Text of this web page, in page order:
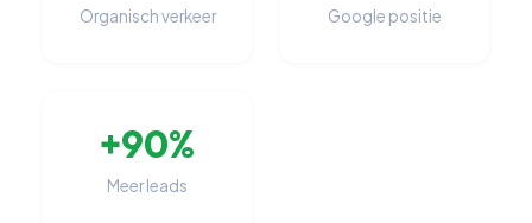
Organisch verkeer Google positie
+90%
Meer leads